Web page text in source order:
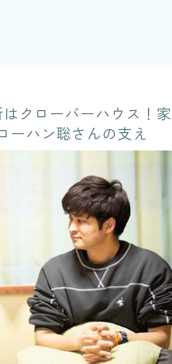
クローバーハウス！家
ーハン聡さんの支え